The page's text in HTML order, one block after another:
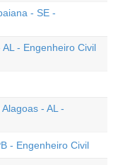
- SE -
- Engenheiro Civil
- AL -
- Engenheiro Civil